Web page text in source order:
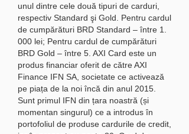
unul dintre cele două tipuri de carduri,
respectiv Standard şi Gold. Pentru cardul
de cumpărături BRD Standard – între 1.
000 lei; Pentru cardul de cumpărături
BRD Gold – între 5. AXI Card este un
produs financiar oferit de către AXI
Finance IFN SA, societate ce activează
pe piața de la noi încă din anul 2015.
Sunt primul IFN din țara noastră (și
momentan singurul) ce a introdus în
portofoliul de produse cardurile de credit,